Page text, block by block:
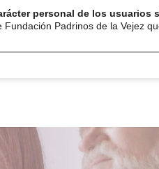
y recursos sociales
personal de los usuarios
Padrinos de la Vejez